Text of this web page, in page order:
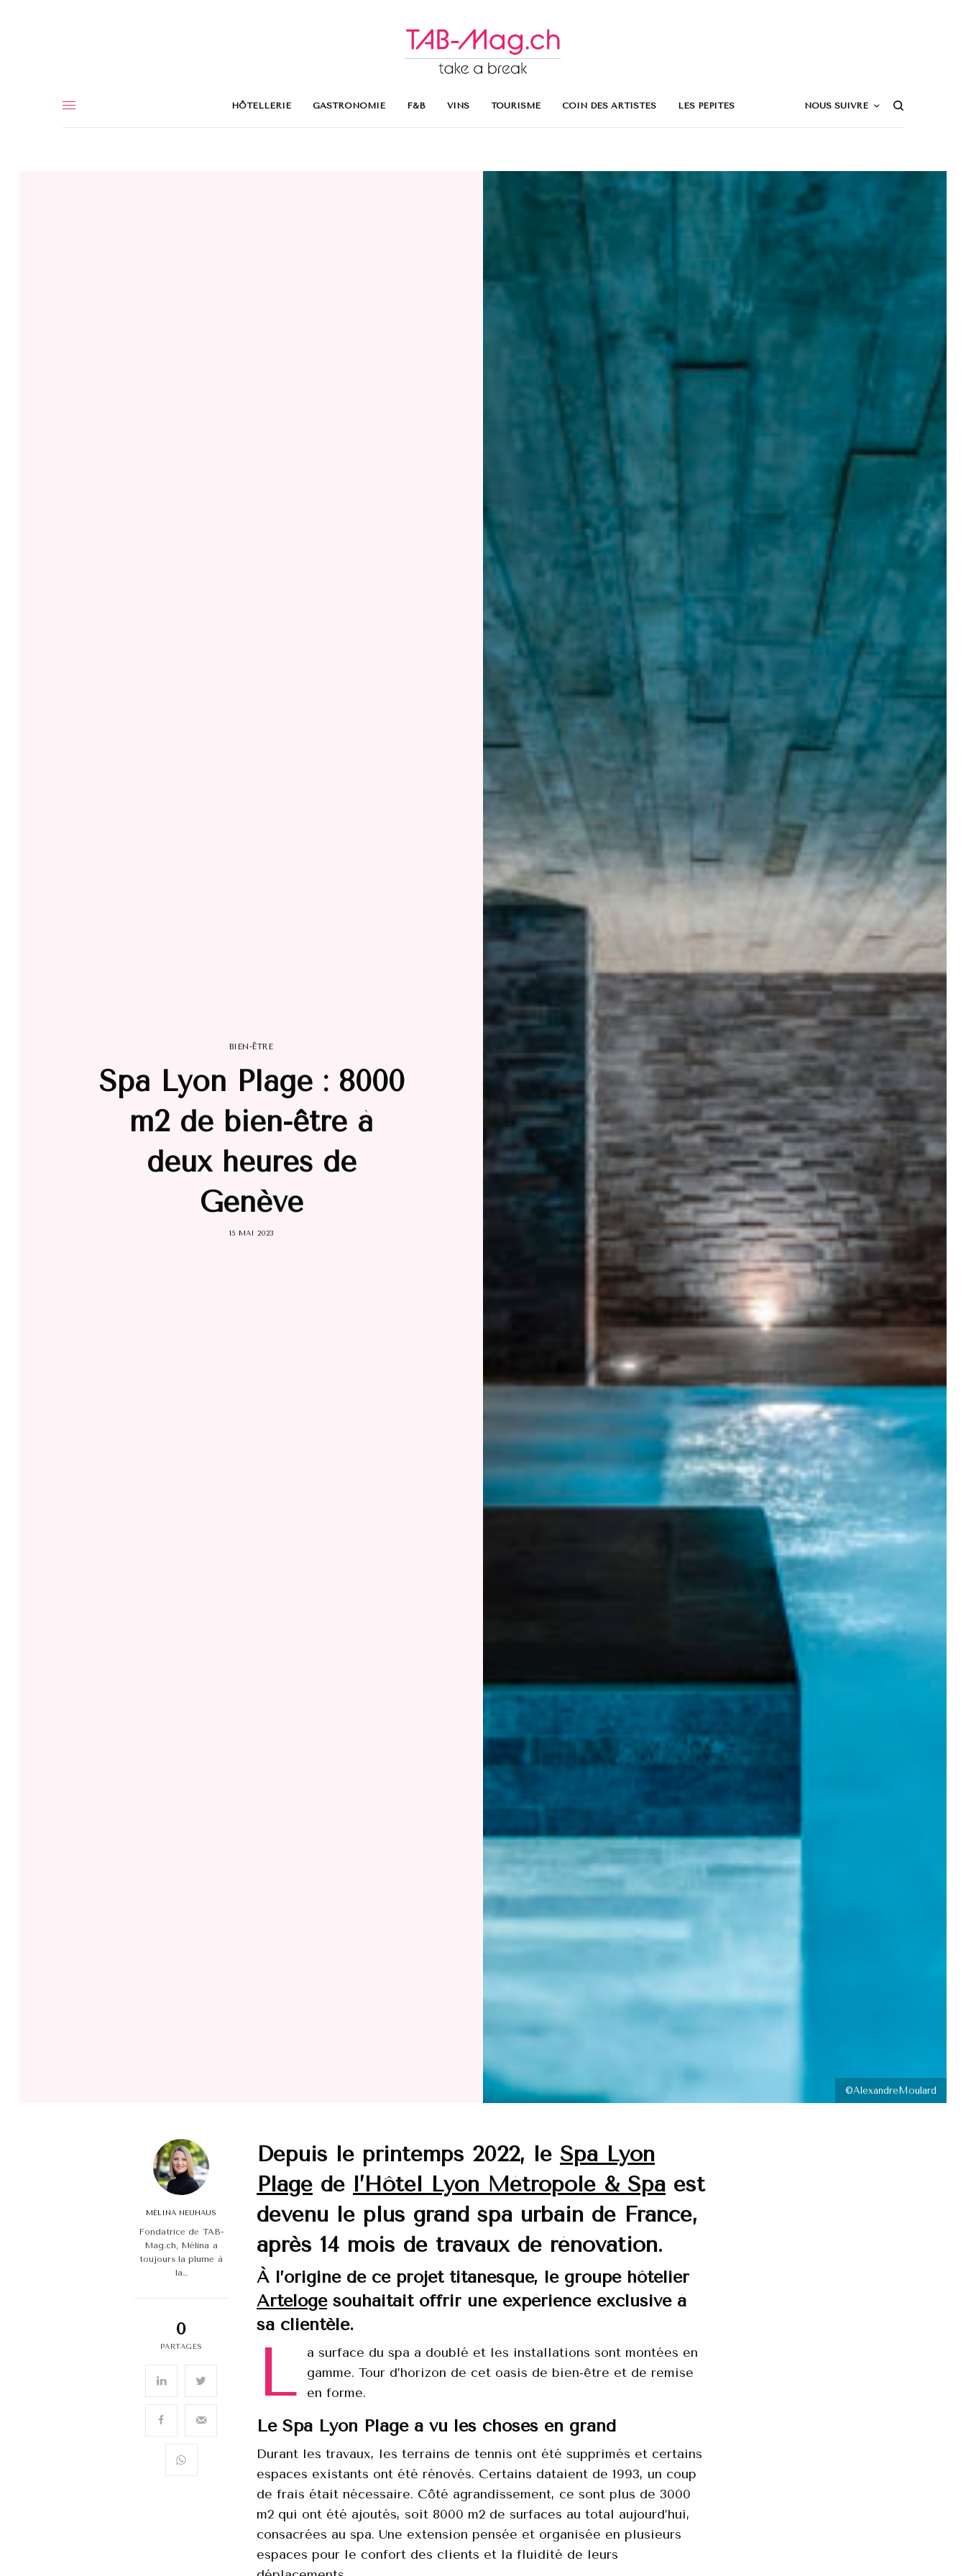
HÔTELLERIE GASTRONOMIE F&B VINS TOURISME COIN DES ARTISTES LES PÉPITES NOUS SUIVRE
BIEN-ÊTRE
Spa Lyon Plage : 8000
m2 de bien-être à
deux heures de
Genève
15 MAI 2023
©AlexandreMoulard
MÉLINA NEUHAUS
Fondatrice de TAB-
Mag.ch, Mélina a
toujours la plume à
la…
0
PARTAGES
Depuis le printemps 2022, le Spa Lyon
Plage de l’Hôtel Lyon Métropole & Spa est
devenu le plus grand spa urbain de France,
après 14 mois de travaux de rénovation.
À l’origine de ce projet titanesque, le groupe hôtelier
Artelogesouhaitait offrir une expérience exclusive à
sa clientèle.
L
a surface du spa a doublé et les installations sont montées en
gamme. Tour d’horizon de cet oasis de bien-être et de remise
en forme.
Le Spa Lyon Plage a vu les choses en grand
Durant les travaux, les terrains de tennis ont été supprimés et certains
espaces existants ont été rénovés. Certains dataient de 1993, un coup
de frais était nécessaire. Côté agrandissement, ce sont plus de 3000
m2 qui ont été ajoutés, soit 8000 m2 de surfaces au total aujourd’hui,
consacrées au spa. Une extension pensée et organisée en plusieurs
espaces pour le confort des clients et la fluidité de leurs